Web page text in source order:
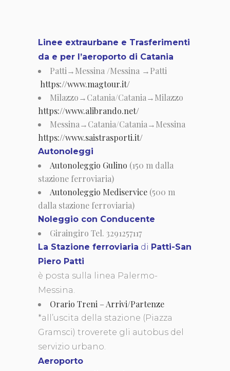
Linee extraurbane e Trasferimenti
da e per l’aeroporto di Catania
Patti→Messina /Messina →Patti
https://www.magtour.it/
Milazzo→Catania/Catania→Milazzo
https://www.alibrando.net/
Messina→Catania/Catania→Messina
https://www.saistrasporti.it/
Autonoleggi
Autonoleggio Gulino (150 m dalla
stazione ferroviaria)
Autonoleggio Mediservice (500 m
dalla stazione ferroviaria)
Noleggio con Conducente
Giraingiro Tel. 3291257117
La Stazione ferroviaria di Patti-San
Piero Patti
è posta sulla linea Palermo-
Messina.
Orario Treni – Arrivi/Partenze
*all’uscita della stazione (Piazza
Gramsci) troverete gli autobus del
servizio urbano.
Aeroporto